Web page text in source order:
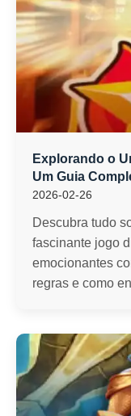
Explorando o
Um Guia
2026-02-26
Descubra tudo
fascinante jogo
emocionantes
regras e como